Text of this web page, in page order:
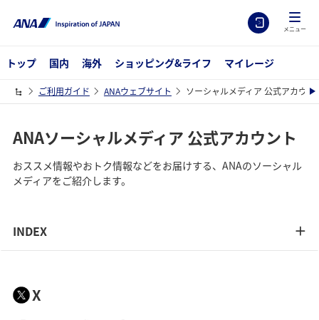
メニュー
トップ 国内 海外 ショッピング&ライフ マイレージ
ご利用ガイド ANAウェブサイト ソーシャルメディア 公式アカウン
ANAソーシャルメディア 公式アカウント
おススメ情報やおトク情報などをお届けする、ANAのソーシャル
メディアをご紹介します。
INDEX
X